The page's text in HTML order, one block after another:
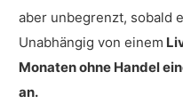
aber unbegrenzt, sobald
Unabhängig von einem
Monaten ohne Handel
an.